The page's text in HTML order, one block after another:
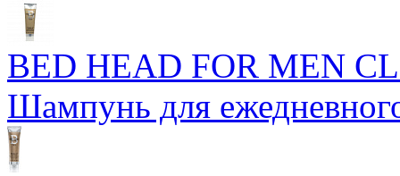
BED HEAD FOR MEN
Шампунь для